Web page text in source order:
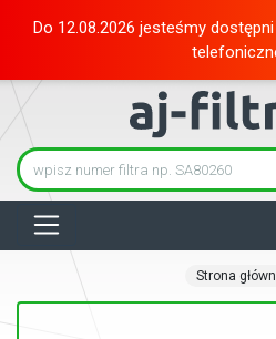
Do 12.08.2026 jesteśmy
Strona